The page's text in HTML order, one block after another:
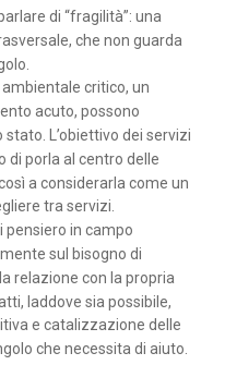
di “fragilità”: una
che non guarda
critico, un
acuto, possono
L’obiettivo dei servizi
di porla al centro delle
a considerarla come un
tra servizi.
pensiero in campo
sul bisogno di
relazione con la propria
laddove sia possibile,
e catalizzazione delle
che necessita di aiuto.